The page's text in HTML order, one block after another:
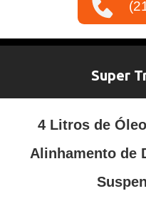
Super
4 Litros de
Alinhamento de